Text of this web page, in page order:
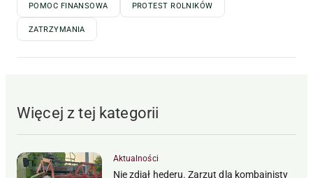
POMOC FINANSOWA PROTEST ROLNIKÓW
ZATRZYMANIA
Więcej z tej kategorii
Aktualności
Nie zdjął hederu. Zarzut dla kombajnisty